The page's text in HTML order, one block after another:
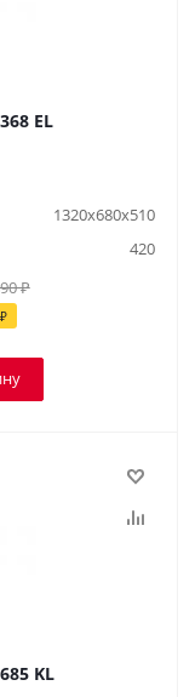
EL
1320х680х510
420
₽
KL